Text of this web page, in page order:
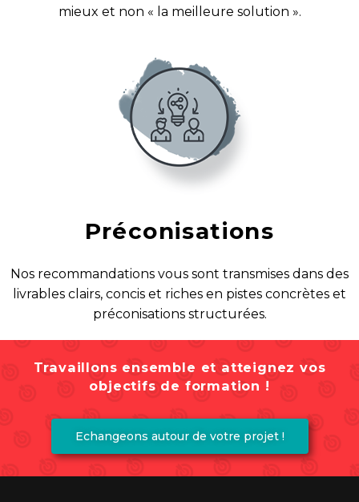
mieux et non « la meilleure solution ».
Préconisations
Nos recommandations vous sont transmises dans des
livrables clairs, concis et riches en pistes concrètes et
préconisations structurées.
Travaillons ensemble et atteignez vos
objectifs de formation !
Echangeons autour de votre projet !